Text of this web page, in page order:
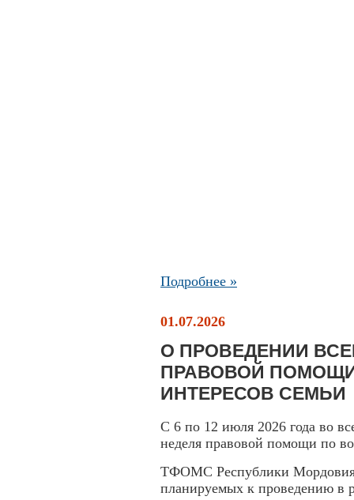
Подробнее »
01.07.2026
О ПРОВЕДЕНИИ
ПРАВОВОЙ
ИНТЕРЕСОВ СЕМЬИ
С 6 по 12 июля 2026 года во
неделя правовой помощи по
ТФОМС Республики Мордовия
планируемых к проведению в